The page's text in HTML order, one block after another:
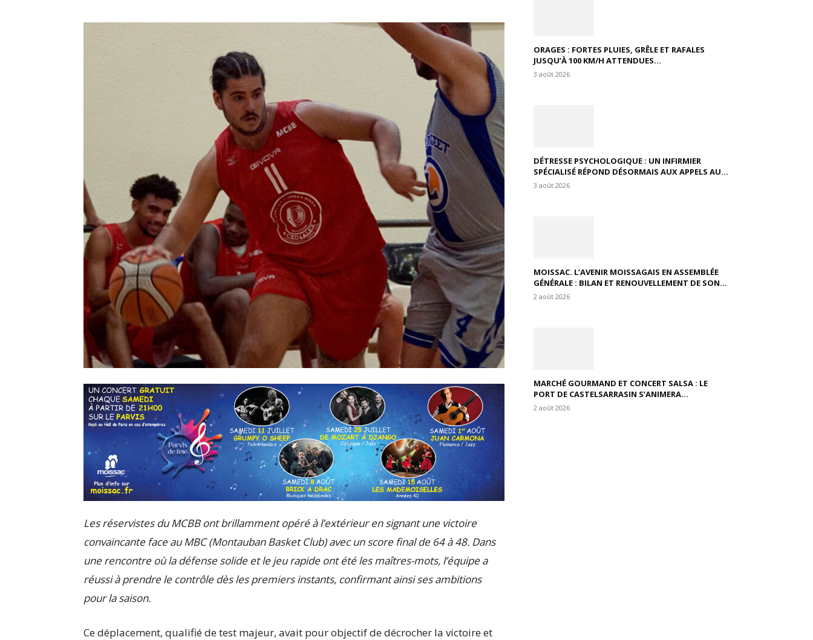
Les réservistes du MCBB ont brillamment opéré à l’extérieur en signant une victoire
convaincante face au MBC (Montauban Basket Club) avec un score final de 64 à 48. Dans
une rencontre où la défense solide et le jeu rapide ont été les maîtres-mots, l’équipe a
réussi à prendre le contrôle dès les premiers instants, confirmant ainsi ses ambitions
pour la saison.
Ce déplacement, qualifié de test majeur, avait pour objectif de décrocher la victoire et
ORAGES : FORTES PLUIES, GRÊLE ET RAFALES
JUSQU’À 100 KM/H ATTENDUES...
3 août 2026
DÉTRESSE PSYCHOLOGIQUE : UN INFIRMIER
SPÉCIALISÉ RÉPOND DÉSORMAIS AUX APPELS AU...
3 août 2026
MOISSAC. L’AVENIR MOISSAGAIS EN ASSEMBLÉE
GÉNÉRALE : BILAN ET RENOUVELLEMENT DE SON...
2 août 2026
MARCHÉ GOURMAND ET CONCERT SALSA : LE
PORT DE CASTELSARRASIN S’ANIMERA...
2 août 2026